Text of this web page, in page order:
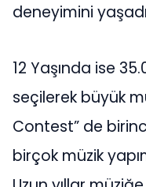
deneyimini
12 Yaşında ise
seçilerek büyük
Contest” de
birçok müzik